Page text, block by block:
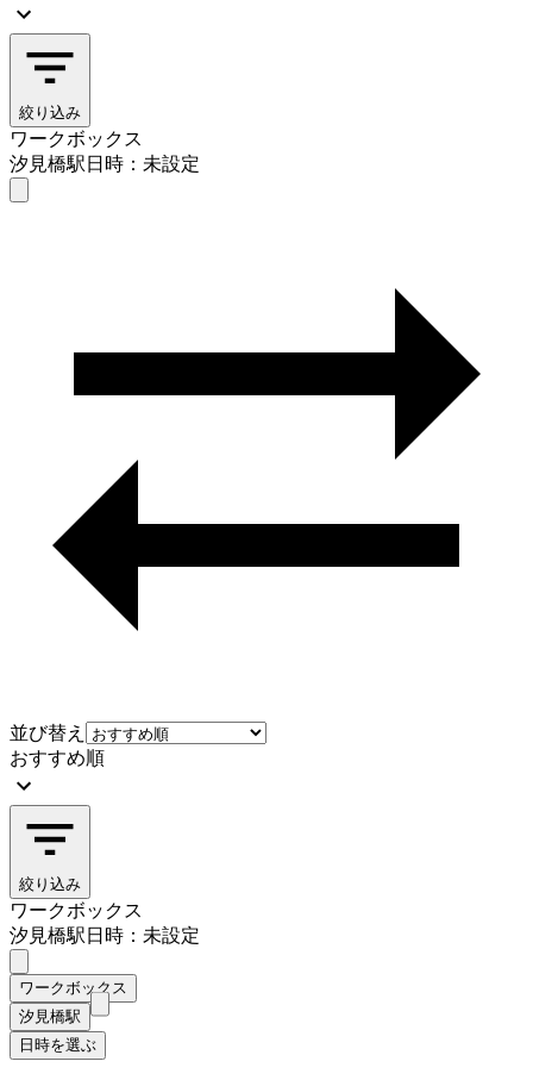
絞り込み
ワークボックス
汐見橋駅日時：未設定
並び替え
おすすめ順
絞り込み
ワークボックス
汐見橋駅日時：未設定
ワークボックス
汐見橋駅
日時を選ぶ